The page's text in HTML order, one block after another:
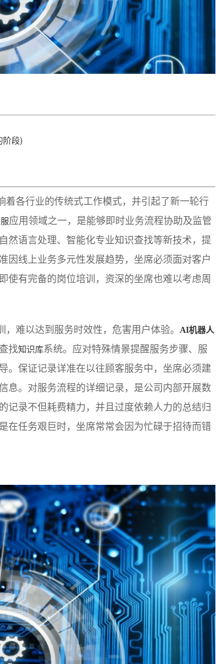
阶段)
着各行业的传统式工作模式，并引起了新一轮行
应用领域之一，是能够即时业务流程协助及监管
然语言处理、智能化专业知识查找等新技术，提
因线上业务多元性发展趋势，坐席必须面对客户
使有完备的岗位培训，资深的坐席也难以考虑周
难以达到服务时效性，危害用户体验。 AI机器人
找知识库系统。应对特殊情景提醒服务步骤、服
。保证记录详准在以往顾客服务中，坐席必须建
息。对服务流程的详细记录，是公司内部开展数
记录不但耗费精力，并且过度依赖人力的总结归
在任务艰巨时，坐席常常会因为忙碌于招待而错